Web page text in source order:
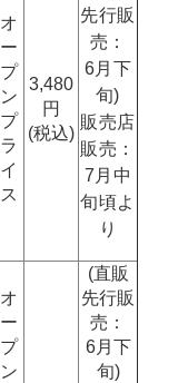
オ
ー
プ
ン
プ
ラ
イ
ス
3,480
円
(税込)
先行販
売：
6月下
旬)
販売店
販売：
7月中
旬頃よ
り
オ
ー
プ
ン
(直販
先行販
売：
6月下
旬)